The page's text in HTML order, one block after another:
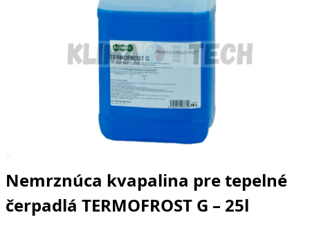
Nemrznúca kvapalina pre tepelné
čerpadlá TERMOFROST G – 25l